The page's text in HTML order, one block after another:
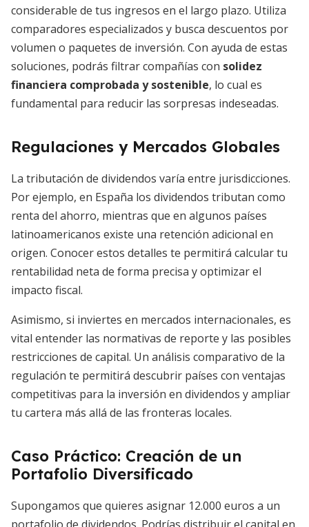
considerable de tus ingresos en el largo plazo. Utiliza
comparadores especializados y busca descuentos por
volumen o paquetes de inversión. Con ayuda de estas
soluciones, podrás filtrar compañías con solidez
financiera comprobada y sostenible, lo cual es
fundamental para reducir las sorpresas indeseadas.
Regulaciones y Mercados Globales
La tributación de dividendos varía entre jurisdicciones.
Por ejemplo, en España los dividendos tributan como
renta del ahorro, mientras que en algunos países
latinoamericanos existe una retención adicional en
origen. Conocer estos detalles te permitirá calcular tu
rentabilidad neta de forma precisa y optimizar el
impacto fiscal.
Asimismo, si inviertes en mercados internacionales, es
vital entender las normativas de reporte y las posibles
restricciones de capital. Un análisis comparativo de la
regulación te permitirá descubrir países con ventajas
competitivas para la inversión en dividendos y ampliar
tu cartera más allá de las fronteras locales.
Caso Práctico: Creación de un
Portafolio Diversificado
Supongamos que quieres asignar 12.000 euros a un